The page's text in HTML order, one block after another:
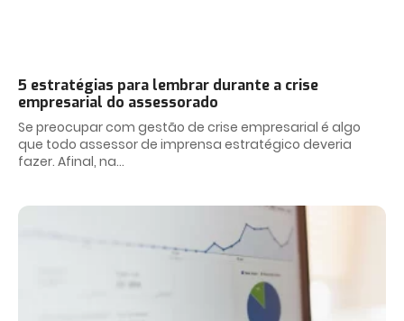
5 estratégias para lembrar durante a crise
empresarial do assessorado
Se preocupar com gestão de crise empresarial é algo
que todo assessor de imprensa estratégico deveria
fazer. Afinal, na